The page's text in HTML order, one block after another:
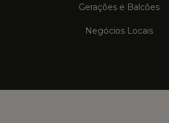
Gerações e Balcões
Negócios Locais